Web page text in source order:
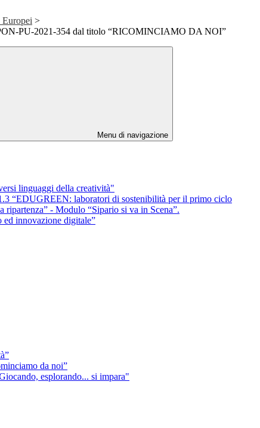
>
PU-2021-354 dal titolo “RICOMINCIAMO DA NOI”
Menu di navigazione
linguaggi della creatività"
“EDUGREEN: laboratori di sostenibilità per il primo ciclo
- Modulo “Sipario si va in Scena”.
innovazione digitale”
da noi”
esplorando... si impara"